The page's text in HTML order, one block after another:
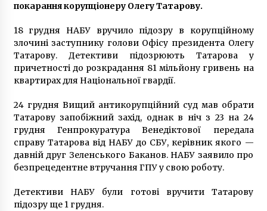
У Києві сьогодні можливі зміни в роботі
метро
7 років ago
На Золотих воротах у Києві автомобіль
6 років ago
У Києві побудують сім веломаршрутів, які
ведуть в центр міста
8 років ago
Под Киевом разгорается скандал с
львовским мусором (Фото)
покарання корупціонеру Олегу Татарову.
18 грудня НАБУ вручило підозру в корупційному
злочині заступнику голови Офісу президента Олегу
Татарову. Детективи підозрюють Татарова у
причетності до розкрадання 81 мільйону гривень на
квартирах для Національної гвардії.
24 грудня Вищий антикорупційний суд мав обрати
Татарову запобіжний захід, однак в ніч з 23 на 24
грудня Генпрокуратура Венедіктової передала
справу Татарова від НАБУ до СБУ, керівник якого —
давній друг Зеленського Баканов. НАБУ заявило про
безпрецедентне втручання ГПУ у свою роботу.
Детективи НАБУ були готові вручити Татарову
підозру ще 1 грудня.